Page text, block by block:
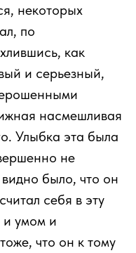
некоторых
по
как
и серьезный,
насмешливая
Улыбка эта была
не
было, что он
себя в эту
и умом и
что он к тому